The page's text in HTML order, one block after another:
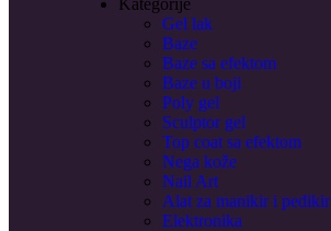
Gel lak
Baze
Baze sa efektom
Baze u boji
Poly gel
Sculptor gel
Top coat sa efektom
Nega kože
Nail Art
Alat za manikir i pedikir
Elektronika